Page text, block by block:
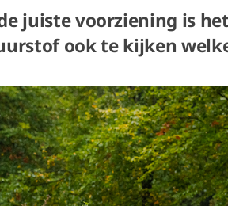
juiste voorziening is
ook te kijken